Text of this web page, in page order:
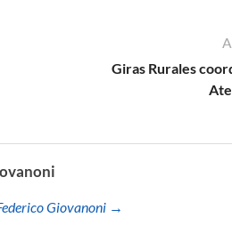
Giras Rurales
Giovanoni →